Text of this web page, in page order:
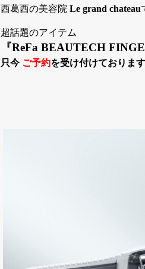
西葛西の美容院Le grand chateau
超話題のアイテム
『ReFa BEAUTECH
只今 ご予約を受け付けております